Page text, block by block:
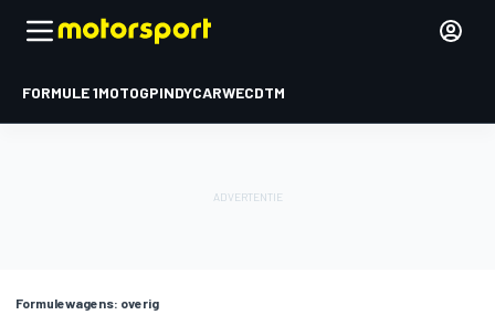
FORMULE 1MOTOGPINDYCARWECDTM
Formulewagens: overig